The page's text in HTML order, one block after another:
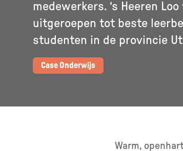
medewerkers. ‘s Heeren
uitgeroepen tot beste
studenten in de provincie
Case Onderwijs
Warm,